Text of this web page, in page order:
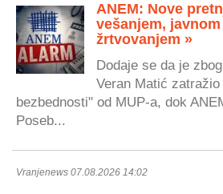
ANEM: Nove
vešanjem,
žrtvovanjem »
Dodaje se da je
Veran Matić
bezbednosti" od MUP-a, dok
Poseb...
Vranjenews 07.08.2026 14:02